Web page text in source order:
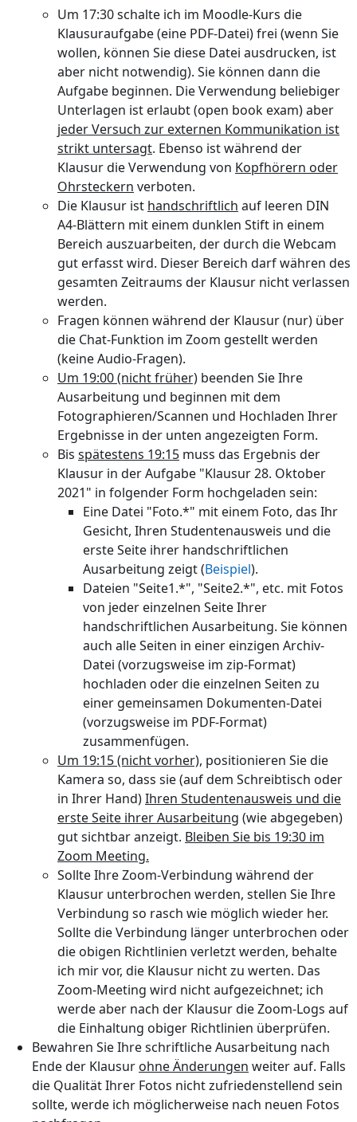
Um 17:30 schalte ich im Moodle-Kurs die
Klausuraufgabe (eine PDF-Datei) frei (wenn Sie
wollen, können Sie diese Datei ausdrucken, ist
aber nicht notwendig). Sie können dann die
Aufgabe beginnen. Die Verwendung beliebiger
Unterlagen ist erlaubt (open book exam) aber
jeder Versuch zur externen Kommunikation ist
strikt untersagt. Ebenso ist während der
Klausur die Verwendung von Kopfhörern oder
Ohrsteckern verboten.
Die Klausur ist handschriftlich auf leeren DIN
A4-Blättern mit einem dunklen Stift in einem
Bereich auszuarbeiten, der durch die Webcam
gut erfasst wird. Dieser Bereich darf währen des
gesamten Zeitraums der Klausur nicht verlassen
werden.
Fragen können während der Klausur (nur) über
die Chat-Funktion im Zoom gestellt werden
(keine Audio-Fragen).
Um 19:00 (nicht früher) beenden Sie Ihre
Ausarbeitung und beginnen mit dem
Fotographieren/Scannen und Hochladen Ihrer
Ergebnisse in der unten angezeigten Form.
Bis spätestens 19:15 muss das Ergebnis der
Klausur in der Aufgabe "Klausur 28. Oktober
2021" in folgender Form hochgeladen sein:
Eine Datei "Foto.*" mit einem Foto, das Ihr
Gesicht, Ihren Studentenausweis und die
erste Seite ihrer handschriftlichen
Ausarbeitung zeigt (Beispiel).
Dateien "Seite1.*", "Seite2.*", etc. mit Fotos
von jeder einzelnen Seite Ihrer
handschriftlichen Ausarbeitung. Sie können
auch alle Seiten in einer einzigen Archiv-
Datei (vorzugsweise im zip-Format)
hochladen oder die einzelnen Seiten zu
einer gemeinsamen Dokumenten-Datei
(vorzugsweise im PDF-Format)
zusammenfügen.
Um 19:15 (nicht vorher), positionieren Sie die
Kamera so, dass sie (auf dem Schreibtisch oder
in Ihrer Hand)Ihren Studentenausweis und die
erste Seite ihrer Ausarbeitung (wie abgegeben)
gut sichtbar anzeigt. Bleiben Sie bis 19:30 im
Zoom Meeting.
Sollte Ihre Zoom-Verbindung während der
Klausur unterbrochen werden, stellen Sie Ihre
Verbindung so rasch wie möglich wieder her.
Sollte die Verbindung länger unterbrochen oder
die obigen Richtlinien verletzt werden, behalte
ich mir vor, die Klausur nicht zu werten. Das
Zoom-Meeting wird nicht aufgezeichnet; ich
werde aber nach der Klausur die Zoom-Logs auf
die Einhaltung obiger Richtlinien überprüfen.
Bewahren Sie Ihre schriftliche Ausarbeitung nach
Ende der Klausur ohne Änderungen weiter auf. Falls
die Qualität Ihrer Fotos nicht zufriedenstellend sein
sollte, werde ich möglicherweise nach neuen Fotos